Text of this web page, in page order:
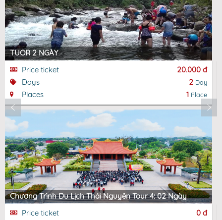
TUOR 2 NGÀY
Price ticket
20.000 đ
Days
2 Day
Places 1 Place
Chương Trình Du Lịch Thái Nguyên Tour 4: 02 Ngày
Price ticket
0 đ